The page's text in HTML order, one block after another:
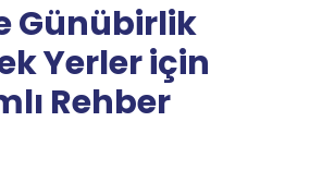
Günübirlik
Yerler için
Rehber